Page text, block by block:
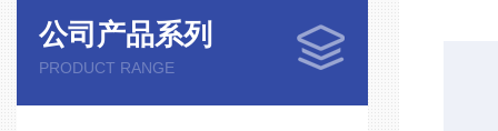
公司产品系列
PRODUCT RANGE